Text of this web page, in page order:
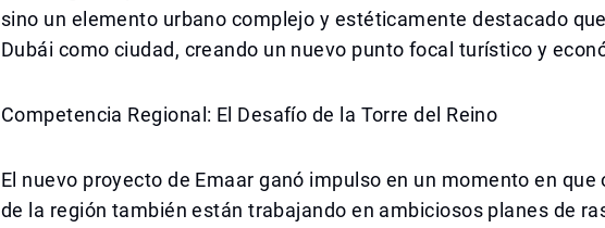
sino un elemento urbano complejo y estéticamente destacado
Dubái como ciudad, creando un nuevo punto focal turístico y
Competencia Regional: El Desafío de la Torre del Reino
El nuevo proyecto de Emaar ganó impulso en un momento en que
de la región también están trabajando en ambiciosos planes de